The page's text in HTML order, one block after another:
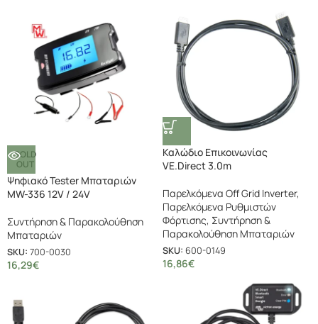
SOLD
OUT
Ψηφιακό Tester Μπαταριών
MW-336 12V / 24V
Συντήρηση & Παρακολούθηση
Μπαταριών
SKU: 700-0030
16,29€
Καλώδιο Επικοινωνίας
VE.Direct 3.0m
Παρελκόμενα Off Grid Inverter,
Παρελκόμενα Ρυθμιστών
Φόρτισης, Συντήρηση &
Παρακολούθηση Μπαταριών
SKU: 600-0149
16,86€